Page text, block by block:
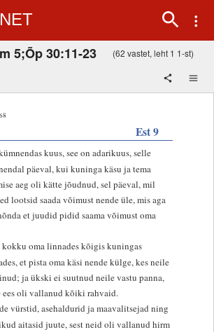
5;Õp 30:11-23 (62 vastet, leht 1 1-st)
Est 9
kuus, see on adarikuus, selle
päeval, kui kuninga käsu ja tema
aeg oli kätte jõudnud, sel päeval, mil
lootsid saada võimust nende üle, mis aga
et juudid pidid saama võimust oma
oma linnades kõigis kuningas
et pista oma käsi nende külge, kes neile
ja ükski ei suutnud neile vastu panna,
ees oli vallanud kõiki rahvaid.
vürstid, asehaldurid ja maavalitsejad ning
aitasid juute, sest neid oli vallanud hirm